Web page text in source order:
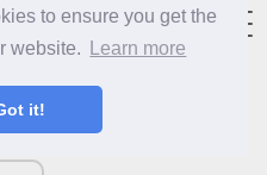
to ensure you get the
website.
Learn more
it!